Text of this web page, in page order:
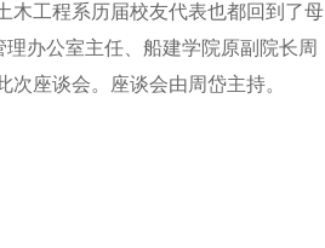
工程系历届校友代表也都回到了母
办公室主任、船建学院原副院长周
座谈会。座谈会由周岱主持。